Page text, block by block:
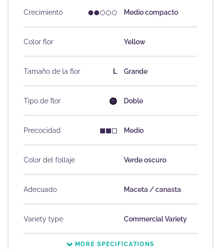
Crecimiento Medio compacto
Color flor Yellow
Tamaño de la flor L Grande
Tipo de flor Doble
Precocidad Medio
Color del follaje Verde oscuro
Adecuado Maceta / canasta
Variety type Commercial Variety
MORE SPECIFICATIONS